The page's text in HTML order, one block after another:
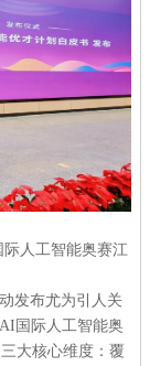
人工智能奥赛江
发布尤为引人关
国际人工智能奥
大核心维度：覆